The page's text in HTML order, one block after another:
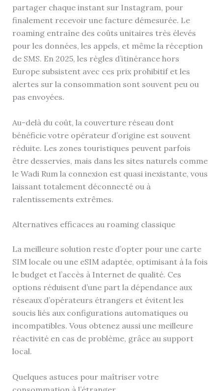
partager chaque instant sur Instagram, pour
finalement recevoir une facture démesurée. Le
roaming entraîne des coûts unitaires très élevés
pour les données, les appels, et même la réception
de SMS. En 2025, les règles d’itinérance hors
Europe subsistent avec ces prix prohibitif et les
alertes sur la consommation sont souvent peu ou
pas envoyées.
Au-delà du coût, la couverture réseau dont
bénéficie votre opérateur d’origine est souvent
réduite. Les zones touristiques peuvent parfois
être desservies, mais dans les sites naturels comme
le Wadi Rum la connexion est quasi inexistante, vous
laissant totalement déconnecté ou à
ralentissements extrêmes.
Alternatives efficaces au roaming classique
La meilleure solution reste d’opter pour une carte
SIM locale ou une eSIM adaptée, optimisant à la fois
le budget et l’accès à Internet de qualité. Ces
options réduisent d’une part la dépendance aux
réseaux d’opérateurs étrangers et évitent les
soucis liés aux configurations automatiques ou
incompatibles. Vous obtenez aussi une meilleure
réactivité en cas de problème, grâce au support
local.
Quelques astuces pour maîtriser votre